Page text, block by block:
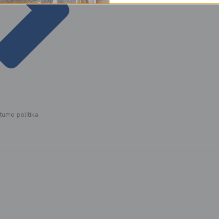
politika